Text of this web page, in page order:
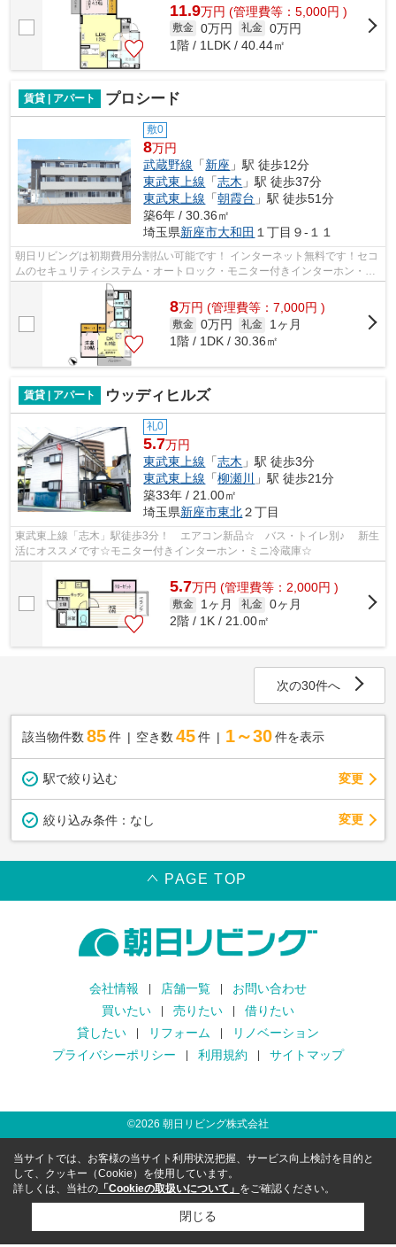
11.9万円 (管理費等：5,000円 )
敷金 0万円 礼金 0万円
1階 / 1LDK / 40.44㎡
賃貸 | アパート プロシード
敷0
8万円
武蔵野線 「新座 」駅 徒歩12分
東武東上線 「志木 」駅 徒歩37分
東武東上線 「朝霞台 」駅 徒歩51分
築6年 / 30.36㎡
埼玉県新座市大和田 １丁目９-１１
朝日リビングは初期費用分割払い可能です！ インターネット無料です！セコ
ムのセキュリティシステム・オートロック・モニター付きインターホン・エ
アコン・宅配ボックス・追い焚き給...
8万円 (管理費等：7,000円 )
敷金 0万円 礼金
1ヶ月
1階 / 1DK / 30.36㎡
賃貸 | アパート ウッディヒルズ
礼0
5.7万円
東武東上線 「志木 」駅 徒歩3分
東武東上線 「柳瀬川 」駅 徒歩21分
築33年 / 21.00㎡
埼玉県新座市東北２丁目
東武東上線「志木」駅徒歩3分！ エアコン新品☆ バス・トイレ別♪ 新生
活にオススメです☆モニター付きインターホン・ミニ冷蔵庫☆
5.7万円 (管理費等：2,000円 )
敷金 1ヶ月 礼金 0ヶ月
2階 / 1K / 21.00㎡
次の30件へ
該当物件数 85件 空き数 45 件 1～30 件を表示
駅で絞り込む 変更
絞り込み条件： なし 変更
PAGE TOP
会社情報 店舗一覧
お問い合わせ
買いたい
売りたい
借りたい
貸したい
リフォーム
リノベーション
プライバシーポリシー
利用規約 サイトマップ
©2026 朝日リビング株式会社
当サイトでは、お客様の当サイト利用状況把握、サービス向上検討を目的と
して、クッキー（Cookie）を使用しています。
詳しくは、当社の 「Cookieの取扱いについて」 をご確認ください。
閉じる